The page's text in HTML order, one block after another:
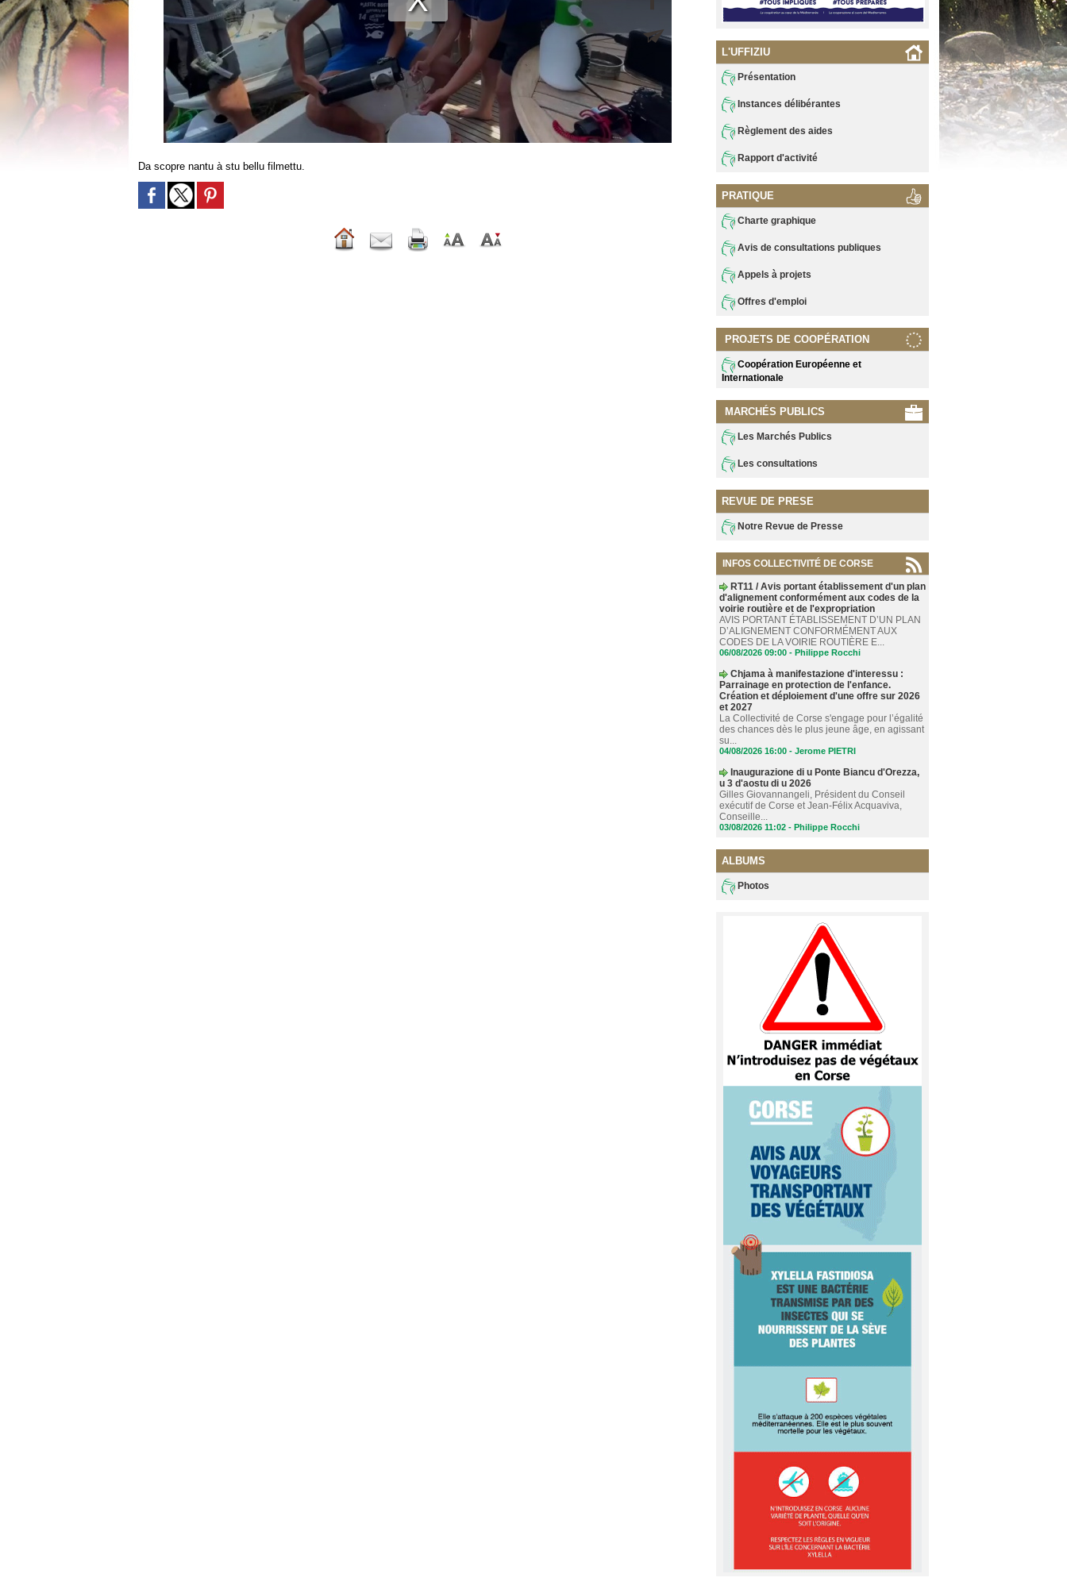
Da scopre nantu à stu bellu filmettu.
L'UFFIZIU
Présentation
Instances délibérantes
Règlement des aides
Rapport d'activité
PRATIQUE
Charte graphique
Avis de consultations publiques
Appels à projets
Offres d'emploi
PROJETS DE COOPÉRATION
Coopération Européenne et
Internationale
MARCHÉS PUBLICS
Les Marchés Publics
Les consultations
REVUE DE PRESE
Notre Revue de Presse
INFOS COLLECTIVITÉ DE CORSE
RT11 / Avis portant établissement d'un plan
d'alignement conformément aux codes de la
voirie routière et de l'expropriation
AVIS PORTANT ÉTABLISSEMENT D’UN PLAN
D’ALIGNEMENT CONFORMÉMENT AUX
CODES DE LA VOIRIE ROUTIÈRE E...
06/08/2026 09:00 - Philippe Rocchi
Chjama à manifestazione d'interessu :
Parrainage en protection de l'enfance.
Création et déploiement d'une offre sur 2026
et 2027
La Collectivité de Corse s'engage pour l’égalité
des chances dès le plus jeune âge, en agissant
su...
04/08/2026 16:00 - Jerome PIETRI
Inaugurazione di u Ponte Biancu d'Orezza,
u 3 d'aostu di u 2026
Gilles Giovannangeli, Président du Conseil
exécutif de Corse et Jean-Félix Acquaviva,
Conseille...
03/08/2026 11:02 - Philippe Rocchi
ALBUMS
Photos